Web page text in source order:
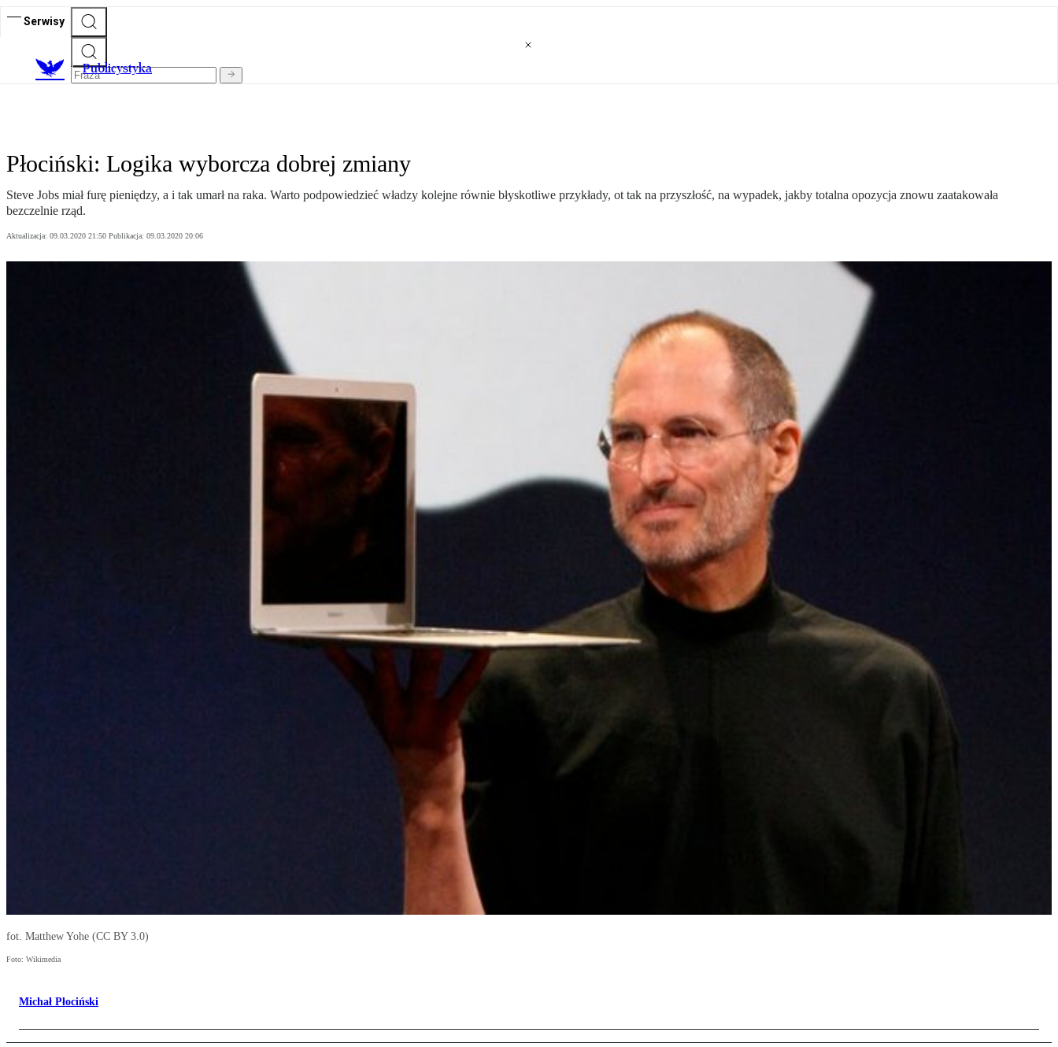
Serwisy
Publicystyka
Płociński: Logika wyborcza dobrej zmiany
Steve Jobs miał furę pieniędzy, a i tak umarł na raka. Warto podpowiedzieć władzy kolejne równie błyskotliwe przykłady, ot tak na przyszłość, na wypadek, jakby totalna opozycja znowu zaatakowała
bezczelnie rząd.
Aktualizacja: 09.03.2020 21:50 Publikacja: 09.03.2020 20:06
fot. Matthew Yohe (CC BY 3.0)
Foto: Wikimedia
Michał Płociński